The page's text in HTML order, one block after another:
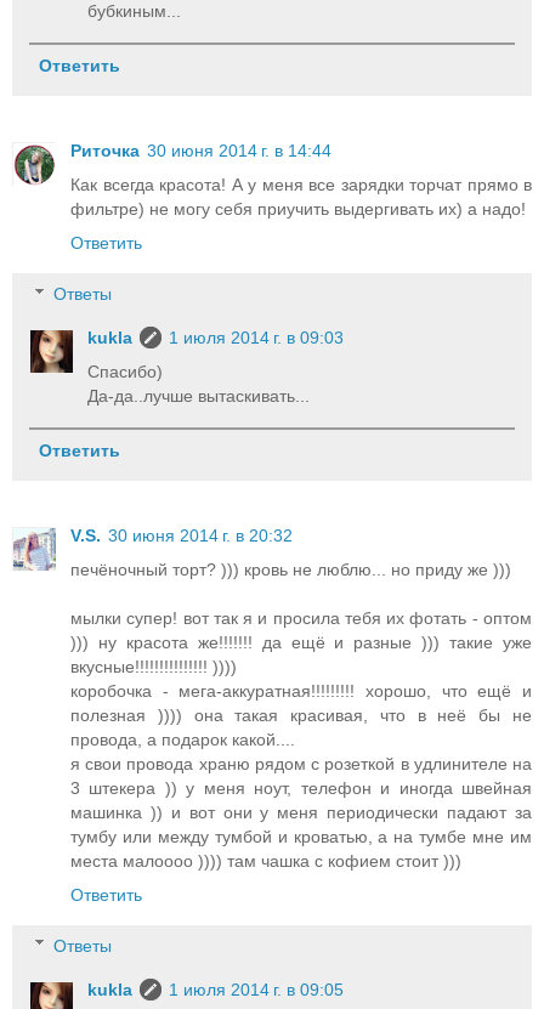
бубкиным...
Ответить
Риточка 30 июня 2014 г. в 14:44
Как всегда красота! А у меня все зарядки торчат прямо в
фильтре) не могу себя приучить выдергивать их) а надо!
Ответить
Ответы
kukla
1 июля 2014 г. в 09:03
Спасибо)
Да-да..лучше вытаскивать...
Ответить
V.S. 30 июня 2014 г. в 20:32
печёночный торт? ))) кровь не люблю... но приду же )))
мылки супер! вот так я и просила тебя их фотать - оптом
))) ну красота же!!!!!!! да ещё и разные ))) такие уже
вкусные!!!!!!!!!!!!!!! ))))
коробочка - мега-аккуратная!!!!!!!!! хорошо, что ещё и
полезная )))) она такая красивая, что в неё бы не
провода, а подарок какой....
я свои провода храню рядом с розеткой в удлинителе на
3 штекера )) у меня ноут, телефон и иногда швейная
машинка )) и вот они у меня периодически падают за
тумбу или между тумбой и кроватью, а на тумбе мне им
места малоооо )))) там чашка с кофием стоит )))
Ответить
Ответы
kukla
1 июля 2014 г. в 09:05